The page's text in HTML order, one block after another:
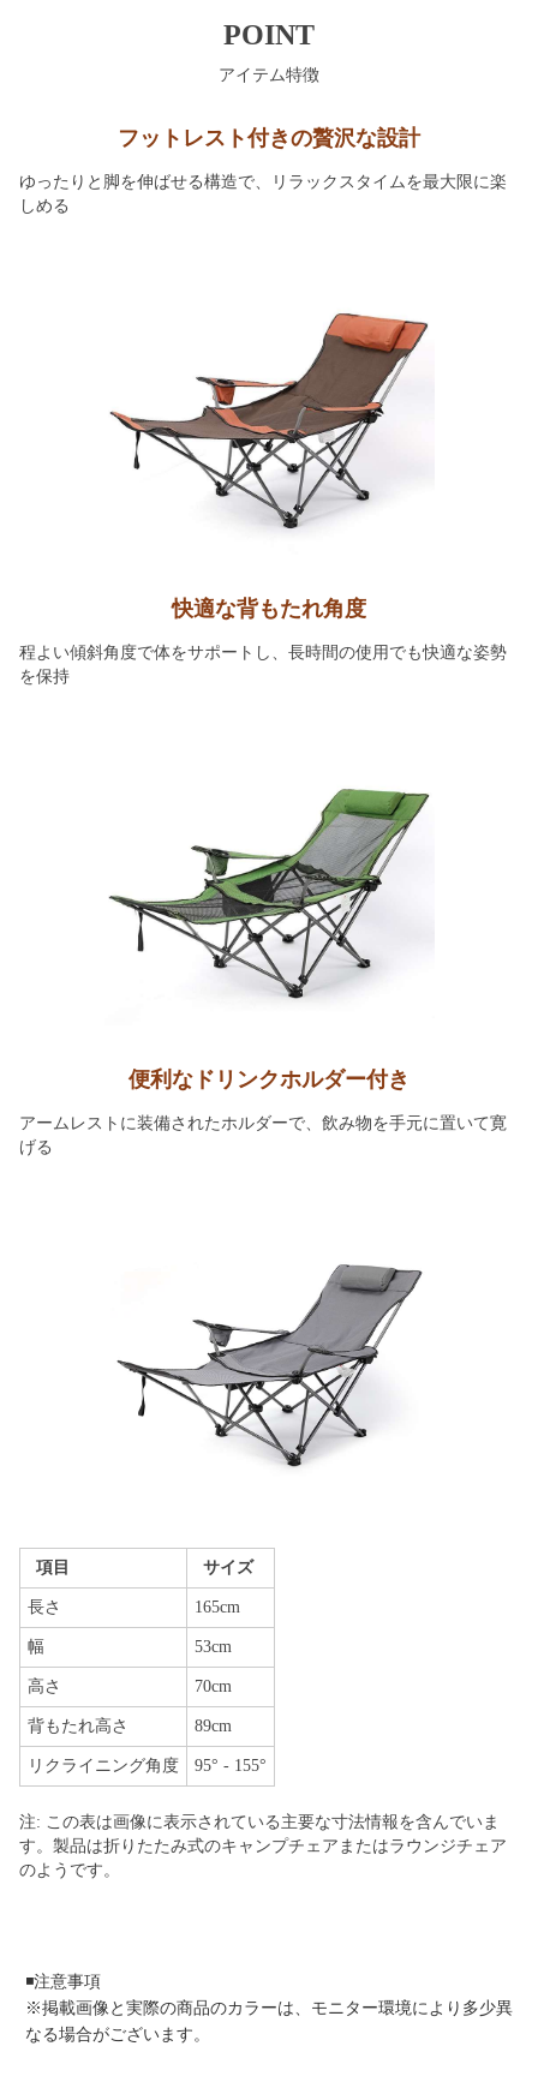
POINT
アイテム特徴
フットレスト付きの贅沢な設計
ゆったりと脚を伸ばせる構造で、リラックスタイムを最大限に楽
しめる
快適な背もたれ角度
程よい傾斜角度で体をサポートし、長時間の使用でも快適な姿勢
を保持
便利なドリンクホルダー付き
アームレストに装備されたホルダーで、飲み物を手元に置いて寛
げる
項目 サイズ
長さ 165cm
幅 53cm
高さ 70cm
背もたれ高さ 89cm
リクライニング角度 95° - 155°
注: この表は画像に表示されている主要な寸法情報を含んでいま
す。製品は折りたたみ式のキャンプチェアまたはラウンジチェア
のようです。
◾️注意事項
※掲載画像と実際の商品のカラーは、モニター環境により多少異
なる場合がございます。